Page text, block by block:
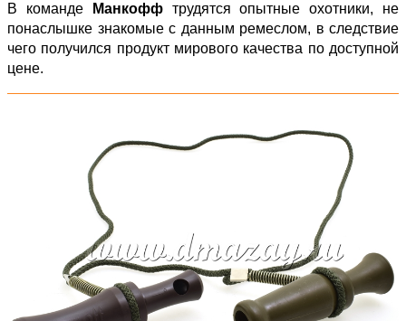
В команде Манкоффтрудятся опытные охотники, не
понаслышке знакомые с данным ремеслом, в следствие
чего получился продукт мирового качества по доступной
цене.